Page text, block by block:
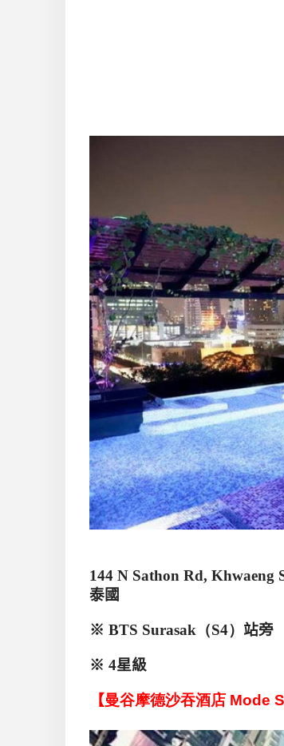
144 N Sathon Rd,
泰國
※ BTS Surasak（S4） 站旁
※ 4星級
【曼谷摩德沙吞酒店Mode